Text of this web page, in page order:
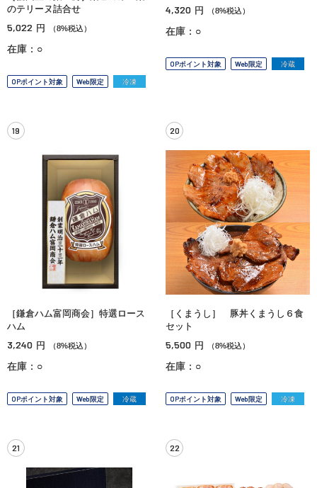
のテリーヌ詰合せ
5,022 円 （8%税込）
在庫：○
OPポイント対象 Web限定 冷凍
4,320 円 （8%税込）
在庫：○
OPポイント対象 Web限定 冷蔵
19
［鎌倉ハム富岡商会］特選ロース
ハム
3,240 円 （8%税込）
在庫：○
OPポイント対象 Web限定 冷蔵
20
［くまうし］ 豚丼くまうし６食
セット
5,500 円 （8%税込）
在庫：○
OPポイント対象 Web限定 冷凍
21 22